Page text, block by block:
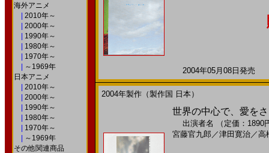
海外アニメ
2010年～
2000年～
1990年～
1980年～
1970年～
～1969年
日本アニメ
2010年～
2000年～
1990年～
1980年～
1970年～
～1969年
その他関連商品
2004年05月08日発売
2004年製作（製作国 日本）
世界の中心で、愛を
出演者名
（定価：
宮藤官九郎 ／津田寛治／高